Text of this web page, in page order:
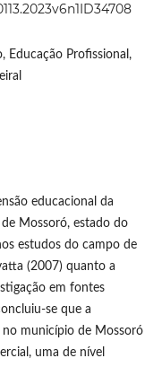
Educação Profissional,
educacional da
Mossoró, estado do
estudos do campo de
(2007) quanto a
em fontes
se que a
no município de Mossoró
uma de nível